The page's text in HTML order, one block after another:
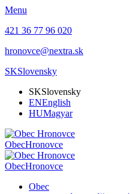
Menu
421 36 77 96 020
hronovce@nextra.sk
SKSlovensky
SKSlovensky
ENEnglish
HUMagyar
ObecHronovce
ObecHronovce
Obec